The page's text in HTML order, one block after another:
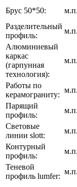
Брус 50*50: м.п.
Разделительный
профиль:
м.п.
Алюминиевый
каркас
(гарпунная
технология):
м.п.
Работы по
керамограниту:
м.п.
Парящий
профиль:
м.п.
Световые
линии slott:
м.п.
Контурный
профиль:
м.п.
Теневой
профиль lumfer:
м.п.